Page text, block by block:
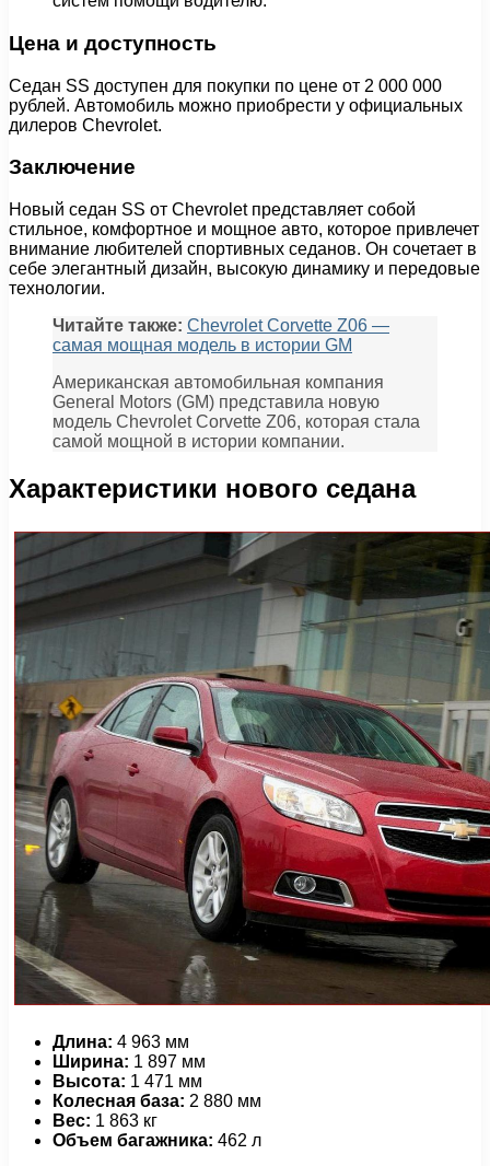
Цена и доступность
Седан SS доступен для покупки по цене от 2 000 000
рублей. Автомобиль можно приобрести у официальных
дилеров Chevrolet.
Заключение
Новый седан SS от Chevrolet представляет собой
стильное, комфортное и мощное авто, которое привлечет
внимание любителей спортивных седанов. Он сочетает в
себе элегантный дизайн, высокую динамику и передовые
технологии.
Читайте также: Chevrolet Corvette Z06 —
самая мощная модель в истории GM
Американская автомобильная компания
General Motors (GM) представила новую
модель Chevrolet Corvette Z06, которая стала
самой мощной в истории компании.
Характеристики нового седана
Длина: 4 963 мм
Ширина: 1 897 мм
Высота: 1 471 мм
Колесная база: 2 880 мм
Вес: 1 863 кг
Объем багажника: 462 л